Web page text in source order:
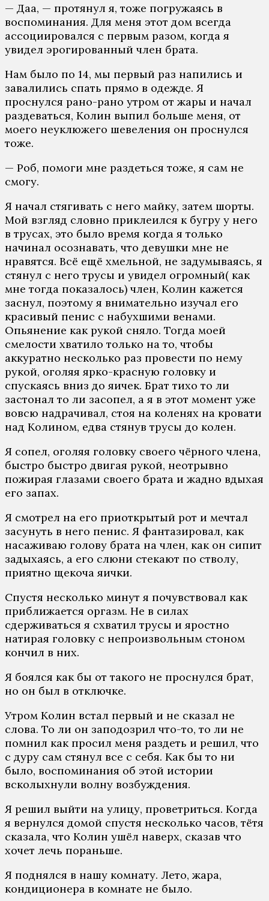
— Даа, — протянул я, тоже погружаясь в
воспоминания. Для меня этот дом всегда
ассоциировался с первым разом, когда я
увидел эрогированный член брата.
Нам было по 14, мы первый раз напились и
завалились спать прямо в одежде. Я
проснулся рано-рано утром от жары и начал
раздеваться, Колин выпил больше меня, от
моего неуклюжего шевеления он проснулся
тоже.
— Роб, помоги мне раздеться тоже, я сам не
смогу.
Я начал стягивать с него майку, затем шорты.
Мой взгляд словно приклеился к бугру у него
в трусах, это было время когда я только
начинал осознавать, что девушки мне не
нравятся. Всё ещё хмельной, не задумываясь, я
стянул с него трусы и увидел огромный( как
мне тогда показалось) член, Колин кажется
заснул, поэтому я внимательно изучал его
красивый пенис с набухшими венами.
Опьянение как рукой сняло. Тогда моей
смелости хватило только на то, чтобы
аккуратно несколько раз провести по нему
рукой, оголяя ярко-красную головку и
спускаясь вниз до яичек. Брат тихо то ли
застонал то ли засопел, а я в этот момент уже
вовсю надрачивал, стоя на коленях на кровати
над Колином, едва стянув трусы до колен.
Я сопел, оголяя головку своего чёрного члена,
быстро быстро двигая рукой, неотрывно
пожирая глазами своего брата и жадно вдыхая
его запах.
Я смотрел на его приоткрытый рот и мечтал
засунуть в него пенис. Я фантазировал, как
насаживаю голову брата на член, как он сипит
задыхаясь, а его слюни стекают по стволу,
приятно щекоча яички.
Спустя несколько минут я почувствовал как
приближается оргазм. Не в силах
сдерживаться я схватил трусы и яростно
натирая головку с непроизвольным стоном
кончил в них.
Я боялся как бы от такого не проснулся брат,
но он был в отключке.
Утром Колин встал первый и не сказал не
слова. То ли он заподозрил что-то, то ли не
помнил как просил меня раздеть и решил, что
с дуру сам стянул все с себя. Как бы то ни
было, воспоминания об этой истории
всколыхнули волну возбуждения.
Я решил выйти на улицу, проветриться. Когда
я вернулся домой спустя несколько часов, тётя
сказала, что Колин ушёл наверх, сказав что
хочет лечь пораньше.
Я поднялся в нашу комнату. Лето, жара,
кондиционера в комнате не было.